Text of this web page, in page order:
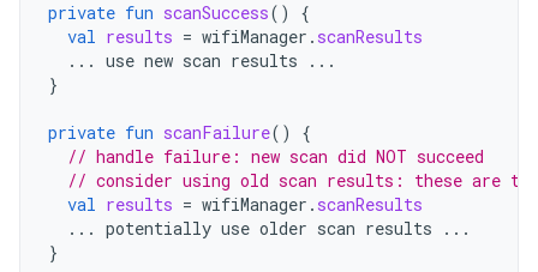
private fun scanSuccess()
{
val results = wifiManager . scanResults
... use new scan results
...
}
private fun scanFailure()
{
// handle failure: new scan did NOT succeed
// consider using old scan results: these are
val results = wifiManager . scanResults
... potentially use older scan results
...
}